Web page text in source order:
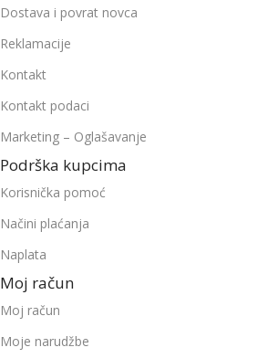
Dostava i povrat novca
Reklamacije
Kontakt
Kontakt podaci
Marketing – Oglašavanje
Podrška kupcima
Korisnička pomoć
Načini plaćanja
Naplata
Moj račun
Moj račun
Moje narudžbe